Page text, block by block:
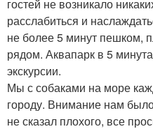
гостей не возникало
расслабиться и
не более 5 минут пешком,
рядом. Аквапарк в 5
экскурсии.
Мы с собаками на море
городу. Внимание нам
не сказал плохого, все